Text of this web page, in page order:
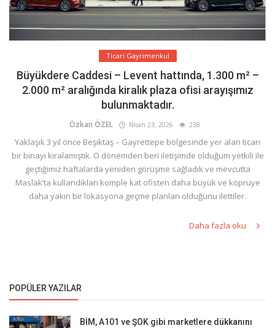
Türkçe
Ticari Gayrimenkul
Büyükdere Caddesi – Levent hattında, 1.300 m² –
2.000 m² aralığında kiralık plaza ofisi arayışımız
bulunmaktadır.
Özkan ÖZEL Nisan 23, 2026 238
Yaklaşık 3 yıl önce Beşiktaş – Gayrettepe bölgesinde yer alan ticari
bir binayı kiralamıştık. O dönemden beri iletişimde olduğum yetkili ile
geçtiğimiz haftalarda yeniden görüşme sağladık ve mevcutta
Maslak’ta kullandıkları komple kat ofisten daha büyük ve köprüye
daha yakın bir lokasyona geçme planları olduğunu ilettiler.
Daha fazla oku
POPÜLER YAZILAR
BİM, A101 ve ŞOK gibi marketlere dükkanını